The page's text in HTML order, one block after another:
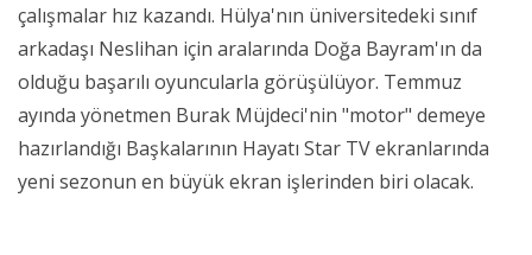
çalışmalar hız kazandı. Hülya'nın üniversitedeki sınıf
arkadaşı Neslihan için aralarında Doğa Bayram'ın da
olduğu başarılı oyuncularla görüşülüyor. Temmuz
ayında yönetmen Burak Müjdeci'nin "motor" demeye
hazırlandığı Başkalarının Hayatı Star TV ekranlarında
yeni sezonun en büyük ekran işlerinden biri olacak.